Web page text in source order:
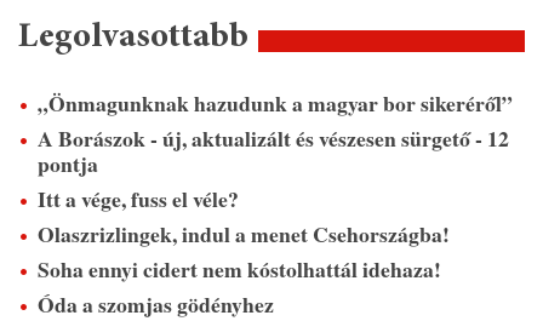
Legolvasottabb
„Önmagunknak hazudunk a magyar bor sikeréről”
A Borászok - új, aktualizált és vészesen sürgető - 12
pontja
Itt a vége, fuss el véle?
Olaszrizlingek, indul a menet Csehországba!
Soha ennyi cidert nem kóstolhattál idehaza!
Óda a szomjas gödényhez